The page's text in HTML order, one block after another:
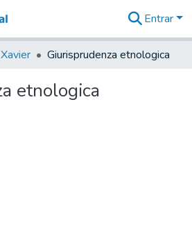
&
Coleções
Biblioteca
Entrar
Giurisprudenza etnologica
etnologica